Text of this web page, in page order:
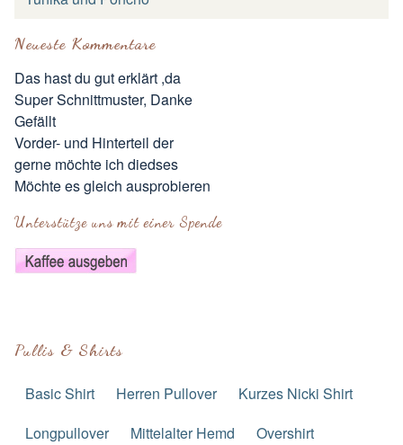
Neueste Kommentare
Das hast du gut erklärt ,da
Super Schnittmuster, Danke
Gefällt
Vorder- und Hinterteil der
gerne möchte ich diedses
Möchte es gleich ausprobieren
Unterstütze uns mit einer Spende
Pullis & Shirts
Basic Shirt Herren Pullover
Kurzes Nicki Shirt
Longpullover
Mittelalter Hemd
Overshirt